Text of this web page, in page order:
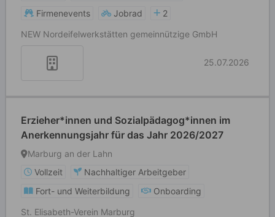
Firmenevents
Jobrad
2
NEW Nordeifelwerkstätten gemeinnützige GmbH
25.07.2026
Erzieher*innen und Sozialpädagog*innen im
Anerkennungsjahr für das Jahr 2026/2027
Marburg an der Lahn
Vollzeit
Nachhaltiger Arbeitgeber
Fort- und Weiterbildung
Onboarding
St. Elisabeth-Verein Marburg